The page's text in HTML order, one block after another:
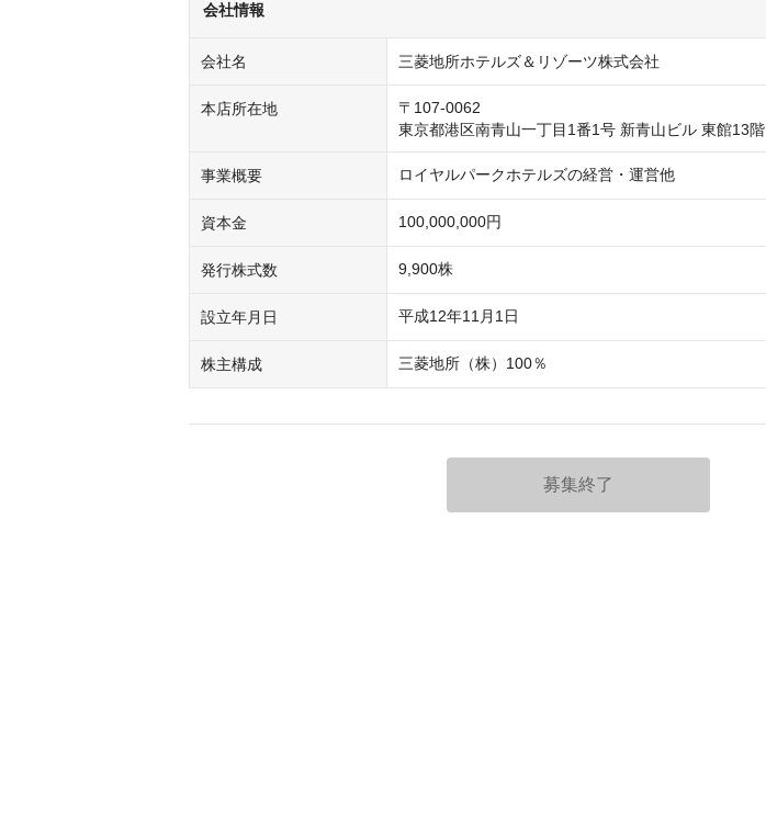
会社情報
会社名 三菱地所ホテルズ＆リゾーツ株式会社
本店所在地
〒107-0062
東京都港区南青山一丁目1番1号 新青山ビル 東館13階
事業概要 ロイヤルパークホテルズの経営・運営他
資本金 100,000,000円
発行株式数 9,900株
設立年月日 平成12年11月1日
株主構成 三菱地所（株）100％
募集終了